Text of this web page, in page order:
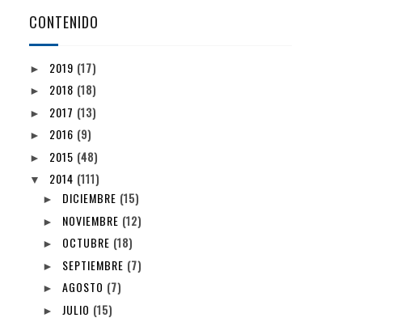
CONTENIDO
► 2019 (17)
► 2018 (18)
► 2017 (13)
► 2016 (9)
► 2015 (48)
▼ 2014 (111)
► DICIEMBRE (15)
► NOVIEMBRE (12)
► OCTUBRE (18)
► SEPTIEMBRE (7)
►AGOSTO (7)
► JULIO (15)